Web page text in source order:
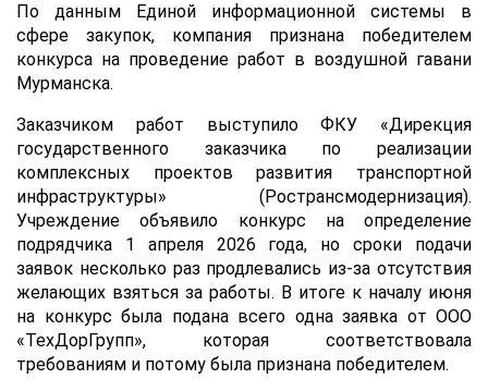
По данным Единой информационной системы в
сфере закупок, компания признана победителем
конкурса на проведение работ в воздушной гавани
Мурманска.
Заказчиком работ выступило ФКУ «Дирекция
государственного заказчика по реализации
комплексных проектов развития транспортной
инфраструктуры» (Ространсмодернизация).
Учреждение объявило конкурс на определение
подрядчика 1 апреля 2026 года, но сроки подачи
заявок несколько раз продлевались из-за отсутствия
желающих взяться за работы. В итоге к началу июня
на конкурс была подана всего одна заявка от ООО
«ТехДорГрупп», которая соответствовала
требованиям и потому была признана победителем.